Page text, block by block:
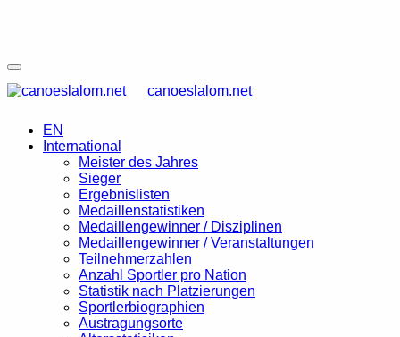
canoeslalom.net
EN
International
Meister des Jahres
Sieger
Ergebnislisten
Medaillenstatistiken
Medaillengewinner / Disziplinen
Medaillengewinner / Veranstaltungen
Teilnehmerzahlen
Anzahl Sportler pro Nation
Statistik nach Platzierungen
Sportlerbiographien
Austragungsorte